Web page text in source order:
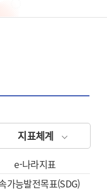
지표체계
e-나라지표
가능발전목표(SDG)